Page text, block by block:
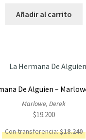
Añadir al carrito
De Alguien –
Marlowe, Derek
$19.200
Con transferencia:$18.240